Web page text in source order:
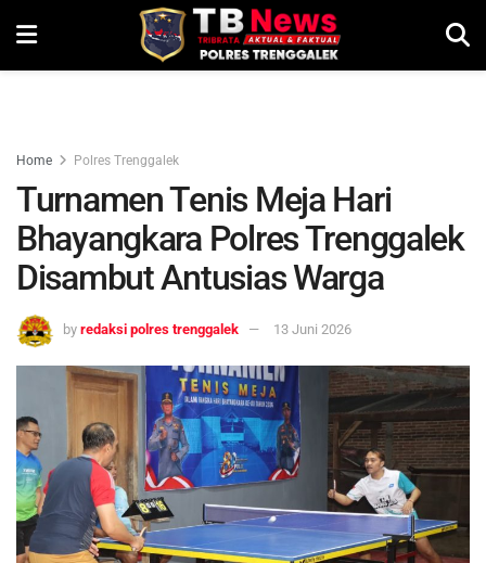
Home Polres Trenggalek
Turnamen Tenis Meja Hari
Bhayangkara Polres Trenggalek
Disambut Antusias Warga
by redaksi polres trenggalek 13 Juni 2026